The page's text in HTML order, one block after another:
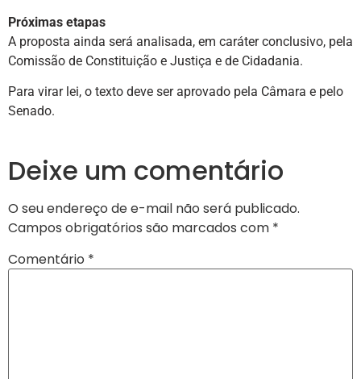
Próximas etapas
A proposta ainda será analisada, em caráter conclusivo, pela
Comissão de Constituição e Justiça e de Cidadania.
Para virar lei, o texto deve ser aprovado pela Câmara e pelo
Senado.
Deixe um comentário
O seu endereço de e-mail não será publicado.
Campos obrigatórios são marcados com *
Comentário *